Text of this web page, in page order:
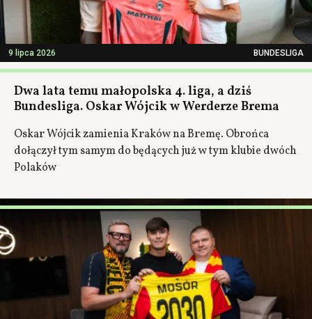
9 lipca 2026 BUNDESLIGA
Dwa lata temu małopolska 4. liga, a dziś
Bundesliga. Oskar Wójcik w Werderze Brema
Oskar Wójcik zamienia Kraków na Bremę. Obrońca
dołączył tym samym do będących już w tym klubie dwóch
Polaków